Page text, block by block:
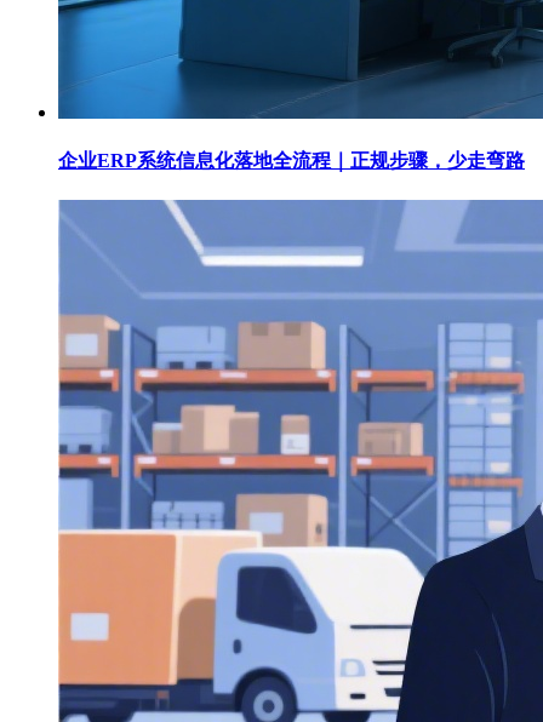
企业ERP系统信息化落地全流程｜正规步骤，少走弯路